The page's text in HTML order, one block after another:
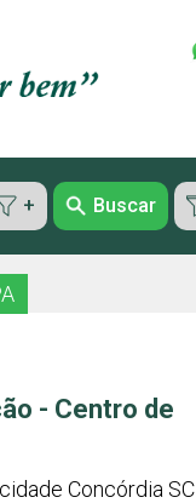
+ Buscar
- Centro de
Concórdia SC